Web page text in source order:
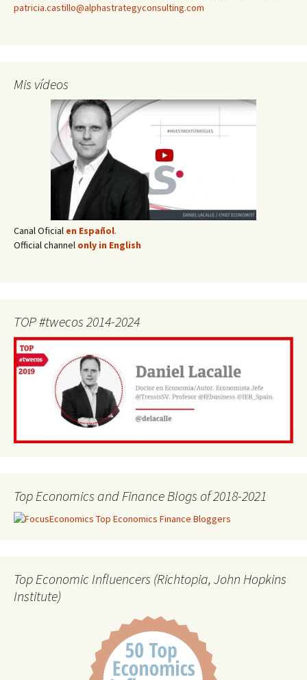
patricia.castillo@alphastrategyconsulting.com
Mis vídeos
Canal Oficial en Español.
Official channel only in English
TOP #twecos 2014-2024
Top Economics and Finance Blogs of 2018-2021
Top Economic Influencers (Richtopia, John Hopkins
Institute)